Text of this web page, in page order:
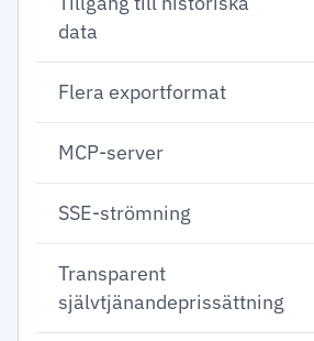
data
Flera exportformat
MCP-server
SSE-strömning
Transparent
självtjänandeprissättning